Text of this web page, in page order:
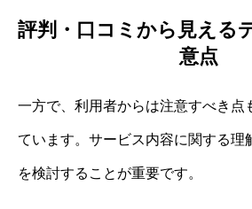
評判・口コミから見える
意点
一方で、利用者からは注意すべき点
ています。サービス内容に関する理
を検討することが重要です。